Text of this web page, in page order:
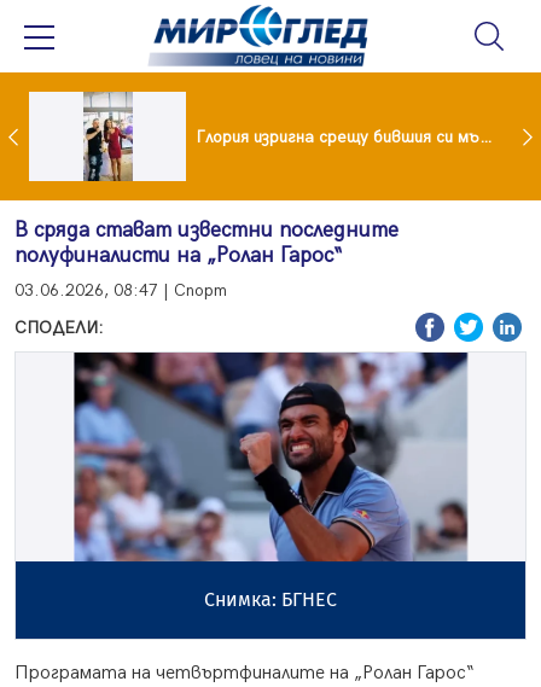
Мария и майка си построиха къща от 8000 стъклени бутилки Глория изригна срещу бившия си мъж: Беше със 120-килограмова жена! Искаше бърза печалба...
В сряда стават известни последните
полуфиналисти на „Ролан Гарос“
03.06.2026, 08:47 | Спорт
СПОДЕЛИ:
Снимка: БГНЕС
Програмата на четвъртфиналите на „Ролан Гарос“